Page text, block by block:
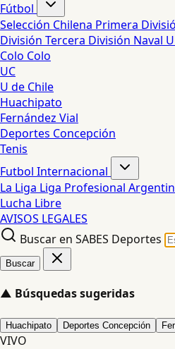
Fútbol
Selección Chilena Primera
División Tercera División Naval
Colo Colo
UC
U de Chile
Huachipato
Fernández Vial
Deportes Concepción
Tenis
Futbol Internacional
La Liga Liga Profesional
Lucha Libre
AVISOS LEGALES
Buscar en SABES Deportes
Buscar
▲ Búsquedas sugeridas
Huachipato Deportes Concepción
VIVO